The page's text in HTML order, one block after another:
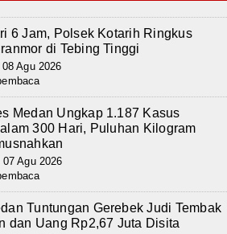
6 Jam, Polsek Kotarih Ringkus
di Tebing Tinggi
Agu 2026
Medan Ungkap 1.187 Kasus
300 Hari, Puluhan Kilogram
Agu 2026
Tuntungan Gerebek Judi Tembak
dan Uang Rp2,67 Juta Disita